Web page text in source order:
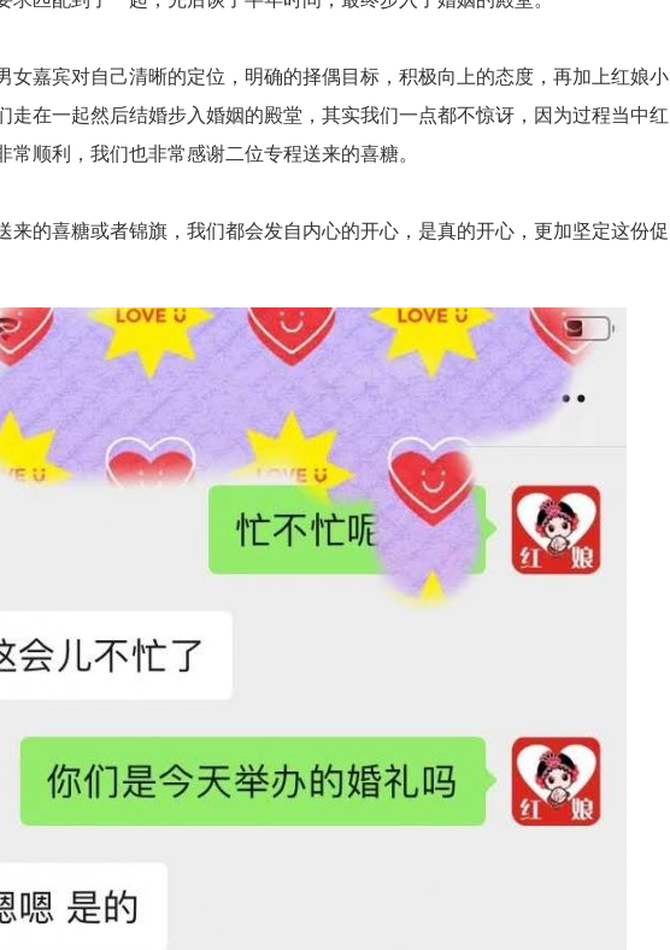
女嘉宾对自己清晰的定位，明确的择偶目标，积极向上的态度，再加上红娘小
走在一起然后结婚步入婚姻的殿堂，其实我们一点都不惊讶，因为过程当中红
常顺利，我们也非常感谢二位专程送来的喜糖。
来的喜糖或者锦旗，我们都会发自内心的开心，是真的开心，更加坚定这份促